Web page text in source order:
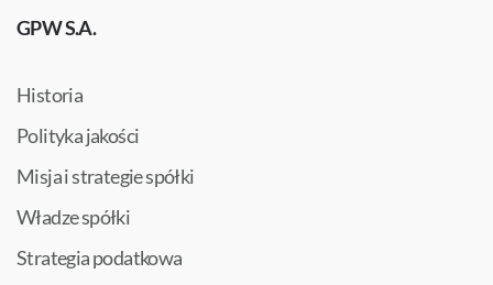
GPW S.A.
Historia
Polityka jakości
Misja i strategie spółki
Władze spółki
Strategia podatkowa